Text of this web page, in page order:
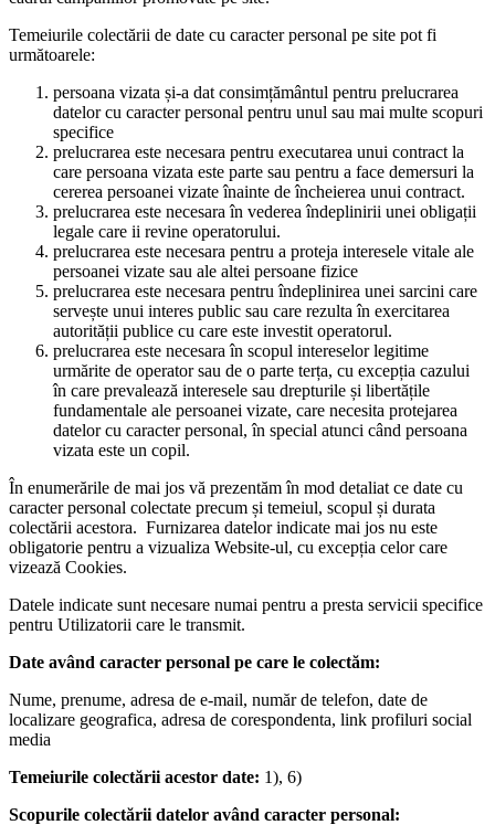
Temeiurile colectării de date cu caracter personal pe site pot fi
următoarele:
persoana vizata și-a dat consimțământul pentru prelucrarea
datelor cu caracter personal pentru unul sau mai multe scopuri
specifice
prelucrarea este necesara pentru executarea unui contract la
care persoana vizata este parte sau pentru a face demersuri la
cererea persoanei vizate înainte de încheierea unui contract.
prelucrarea este necesara în vederea îndeplinirii unei obligații
legale care ii revine operatorului.
prelucrarea este necesara pentru a proteja interesele vitale ale
persoanei vizate sau ale altei persoane fizice
prelucrarea este necesara pentru îndeplinirea unei sarcini care
servește unui interes public sau care rezulta în exercitarea
autorității publice cu care este investit operatorul.
prelucrarea este necesara în scopul intereselor legitime
urmărite de operator sau de o parte terța, cu excepția cazului
în care prevalează interesele sau drepturile și libertățile
fundamentale ale persoanei vizate, care necesita protejarea
datelor cu caracter personal, în special atunci când persoana
vizata este un copil.
În enumerările de mai jos vă prezentăm în mod detaliat ce date cu
caracter personal colectate precum și temeiul, scopul și durata
colectării acestora. Furnizarea datelor indicate mai jos nu este
obligatorie pentru a vizualiza Website-ul, cu excepția celor care
vizează Cookies.
Datele indicate sunt necesare numai pentru a presta servicii specifice
pentru Utilizatorii care le transmit.
Date având caracter personal pe care le colectăm:
Nume, prenume, adresa de e-mail, număr de telefon, date de
localizare geografica, adresa de corespondenta, link profiluri social
media
Temeiurile colectării acestor date: 1), 6)
Scopurile colectării datelor având caracter personal: